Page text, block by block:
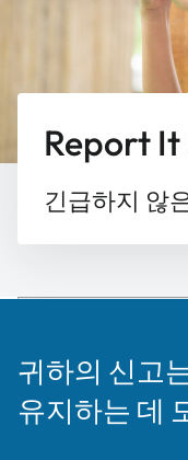
Report It
긴급하지 않
귀하의 신고
유지하는 데